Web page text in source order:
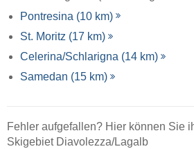
Pontresina (10 km)
St. Moritz (17 km)
Celerina/​Schlarigna (14 km)
Samedan (15 km)
Fehler aufgefallen? Hier können Sie
Skigebiet Diavolezza/​Lagalb